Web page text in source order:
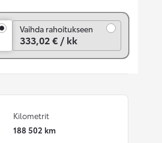
Vaihda rahoitukseen
333,02 € / kk
Kilometrit
188 502 km